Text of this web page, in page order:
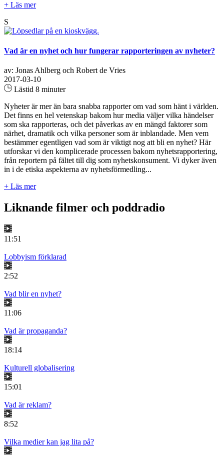
+ Läs mer
S
Vad är en nyhet och hur fungerar rapporteringen av nyheter?
av: Jonas Ahlberg och Robert de Vries
2017-03-10
Lästid 8 minuter
Nyheter är mer än bara snabba rapporter om vad som hänt i världen.
Det finns en hel vetenskap bakom hur media väljer vilka händelser
som ska rapporteras, och det påverkas av en mängd faktorer som
närhet, dramatik och vilka personer som är inblandade. Men vem
bestämmer egentligen vad som är viktigt nog att bli en nyhet? Här
utforskar vi den komplicerade processen bakom nyhetsrapportering,
från reportern på fältet till dig som nyhetskonsument. Vi dyker även
in i de etiska aspekterna av nyhetsförmedling...
+ Läs mer
Liknande filmer och poddradio
11:51
Lobbyism förklarad
2:52
Vad blir en nyhet?
11:06
Vad är propaganda?
18:14
Kulturell globalisering
15:01
Vad är reklam?
8:52
Vilka medier kan jag lita på?